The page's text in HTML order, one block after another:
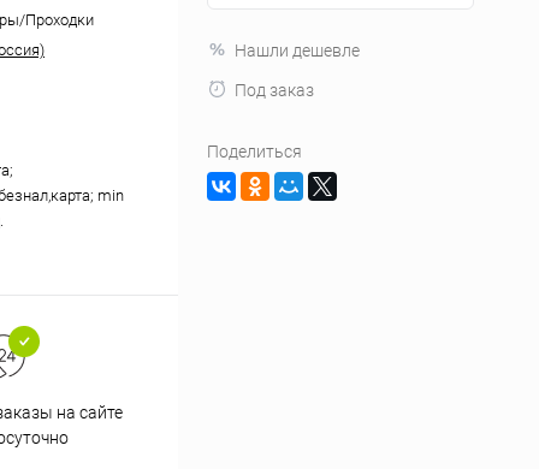
Проходки
min
на сайте
Нашли дешевле
Под заказ
Поделиться